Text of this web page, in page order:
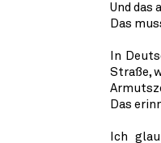
Und das
Das
In
Straße,
Das
Ich